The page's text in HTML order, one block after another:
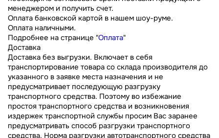
менеджером и получить счет.
Оплата банковской картой в нашем шоу-руме.
Оплата наличными.
Подробнее на странице "Оплата"
Доставка
Доставка без выгрузки. Включает в себя
транспортирование товара со склада производителя до
указанного в заявке места назначения и не
предусматривает последующую разгрузку
транспортного средства. Поэтому во избежание
простоя транспортного средства и возникновения
издержек транспортной службы просим Вас заранее
предусматривать способ разгрузки транспортного
средства. Норма разгрузки автотранспортного средства